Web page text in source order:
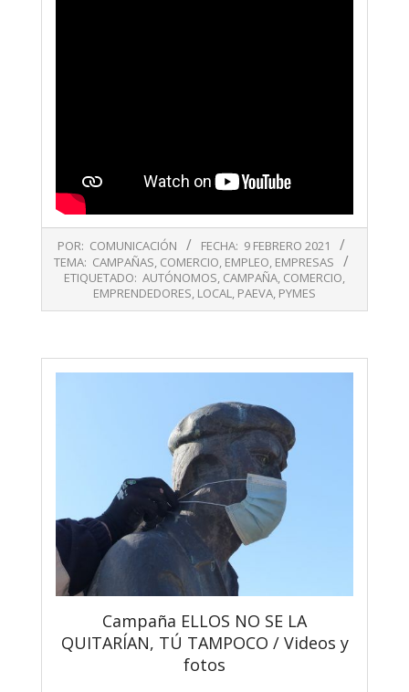
02-
POR: COMUNICACIÓN FECHA: 9 FEBRERO 2021
TEMA: CAMPAÑAS, COMERCIO, EMPLEO, EMPRESAS
ETIQUETADO: AUTÓNOMOS, CAMPAÑA, COMERCIO,
EMPRENDEDORES, LOCAL, PAEVA, PYMES
Campaña ELLOS NO SE LA
QUITARÍAN, TÚ TAMPOCO / Videos y
fotos